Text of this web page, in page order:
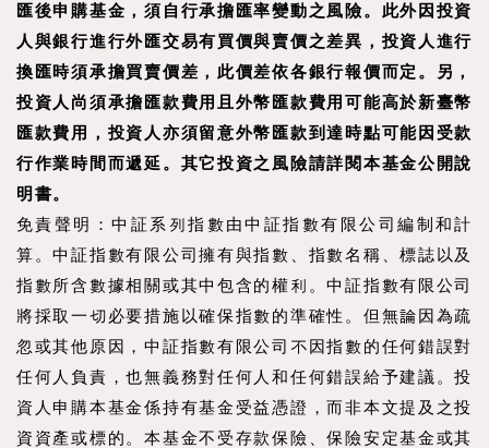
匯後申購基金，須自行承擔匯率變動之風險。此外因投資
人與銀行進行外匯交易有買價與賣價之差異，投資人進行
換匯時須承擔買賣價差，此價差依各銀行報價而定。另，
投資人尚須承擔匯款費用且外幣匯款費用可能高於新臺幣
匯款費用，投資人亦須留意外幣匯款到達時點可能因受款
行作業時間而遞延。其它投資之風險請詳閱本基金公開說
明書。
免責聲明：中証系列指數由中証指數有限公司編制和計
算。中証指數有限公司擁有與指數、指數名稱、標誌以及
指數所含數據相關或其中包含的權利。中証指數有限公司
將採取一切必要措施以確保指數的準確性。但無論因為疏
忽或其他原因，中証指數有限公司不因指數的任何錯誤對
任何人負責，也無義務對任何人和任何錯誤給予建議。投
資人申購本基金係持有基金受益憑證，而非本文提及之投
資資產或標的。本基金不受存款保險、保險安定基金或其